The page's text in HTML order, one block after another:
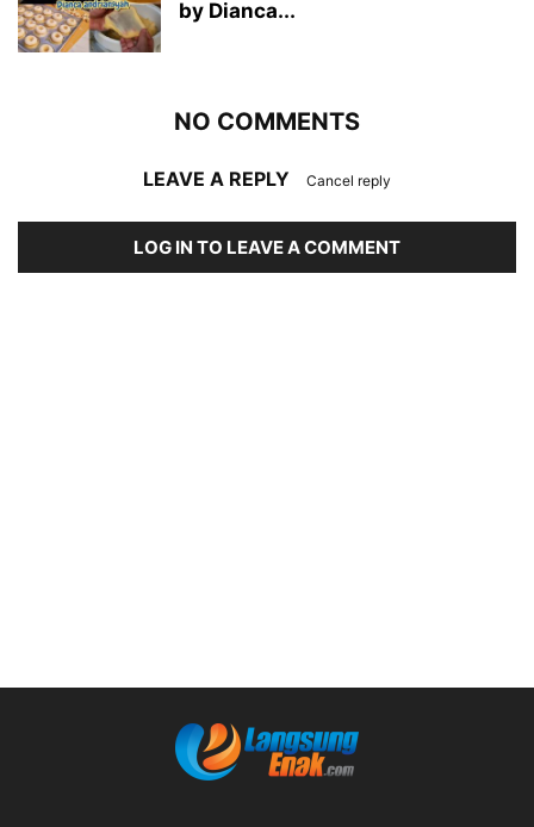
by Dianca...
NO COMMENTS
LEAVE A REPLY Cancel reply
LOG IN TO LEAVE A COMMENT